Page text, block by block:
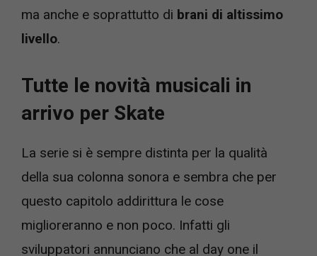
ma anche e soprattutto di brani di altissimo
livello.
Tutte le novità musicali in
arrivo per Skate
La serie si è sempre distinta per la qualità
della sua colonna sonora e sembra che per
questo capitolo addirittura le cose
miglioreranno e non poco. Infatti gli
sviluppatori annunciano che al day one il